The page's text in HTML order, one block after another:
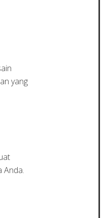
yang
Anda.